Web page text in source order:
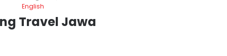
English
Travel Jawa